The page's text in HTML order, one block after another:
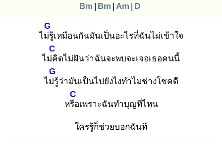
Bm | Bm | Am | D
ไม่รู้
G
เหมือนกันมันเป็นอะไรที่ฉันไม่เข้าใจ
ไม่คิ
C
ดไม่ฝันว่าฉันจะพบจะเจอเธอคนนี้
ไม่รู้
G
ว่ามันเป็นไปยังไงทําไมช่างโชคดี
หรือ
C
เพราะฉันทําบุญที่ไหน
ใครรู้ก็ช่วยบอกฉันที